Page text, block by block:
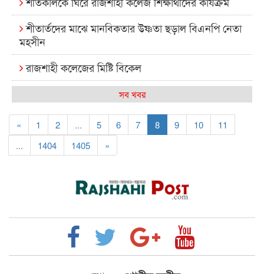
শীতার্তদের মাঝে মানবিকতার উষ্ণতা ছড়াল বিএনপি নেতা
মহসীন
রাজশাহী কলেজের মিষ্টি বিকেল
কেমন আছে আমাদের দেশের মধ্যবিত্তরা
রাজশাহী কলেজ ক্যারিয়ার ক্লাবের নেতৃত্বে ইসমাইল- বিশাল
রাজশাইন একাডেমির ফল প্রকাশ ও পুরস্কার বিতরণ
এক্সিলেন্স অ্যাওয়ার্ড
খেলার মাঠে বানানো হয়েছে গর্ত ঝুঁকিতে আষাড়িয়াদহর দুই
সব খবর
« 1 2 ... 5 6 7 8 9 10
11
...
1404 1405 »